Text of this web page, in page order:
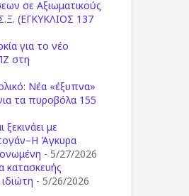
σε Αξιωματικούς
(ΕΓΚΥΚΛΙΟΣ 137
για το νέο
στη
Νέα «έξυπνα»
τα πυροβόλα 155
ξεκινάει με
Άγκυρα
- 5/27/2026
κατασκευής
- 5/26/2026